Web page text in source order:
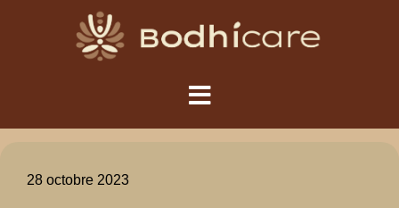
28 octobre 2023